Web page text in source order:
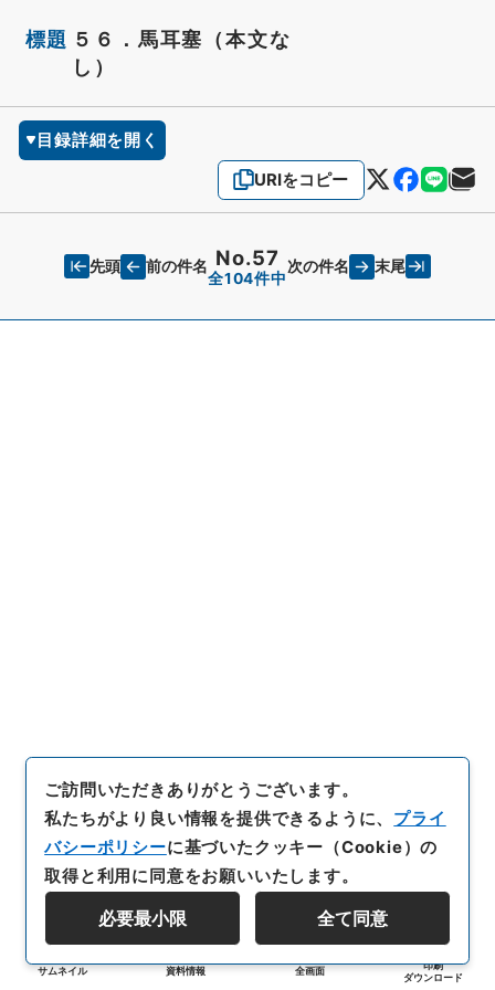
標題 ５６．馬耳塞（本文な
し）
目録詳細を開く
URIをコピー
先頭 前の件名 No.57
全104件中
次の件名 末尾
サムネイル 資料情報 全画面
印刷
ダウンロード
ご訪問いただきありがとうございます。
私たちがより良い情報を提供できるように、 プライ
バシーポリシーに基づいたクッキー（Cookie）の
取得と利用に同意をお願いいたします。
必要最小限 全て同意